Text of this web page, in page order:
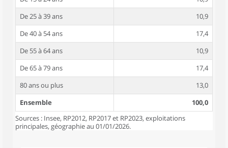
De 25 à 39 ans
10,9
De 40 à 54 ans
17,4
De 55 à 64 ans
10,9
De 65 à 79 ans
17,4
80 ans ou plus
13,0
Ensemble
100,0
Sources : Insee, RP2012, RP2017 et RP2023, exploitations
principales, géographie au 01/01/2026.